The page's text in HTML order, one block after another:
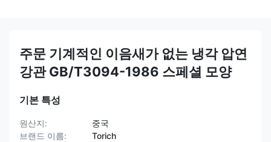
주문 기계적인 이음새가 없는 냉각 압연
강관 GB/T3094-1986 스페셜 모양
기본 특성
원산지:
중국
브랜드 이름:
Torich